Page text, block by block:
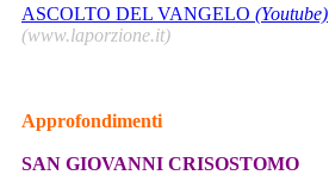
ASCOLTO DEL VANGELO (Youtube)
(www.laporzione.it)
Approfondimenti
SAN GIOVANNI CRISOSTOMO